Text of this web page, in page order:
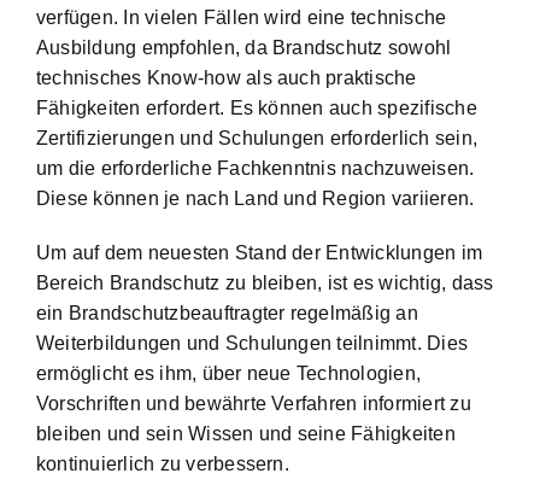
verfügen. In vielen Fällen wird eine technische
Ausbildung empfohlen, da Brandschutz sowohl
technisches Know-how als auch praktische
Fähigkeiten erfordert. Es können auch spezifische
Zertifizierungen und Schulungen erforderlich sein,
um die erforderliche Fachkenntnis nachzuweisen.
Diese können je nach Land und Region variieren.
Um auf dem neuesten Stand der Entwicklungen im
Bereich Brandschutz zu bleiben, ist es wichtig, dass
ein Brandschutzbeauftragter regelmäßig an
Weiterbildungen und Schulungen teilnimmt. Dies
ermöglicht es ihm, über neue Technologien,
Vorschriften und bewährte Verfahren informiert zu
bleiben und sein Wissen und seine Fähigkeiten
kontinuierlich zu verbessern.